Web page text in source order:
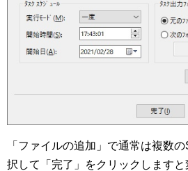
「ファイルの追加」で通常は複数
択して「完了」をクリックします